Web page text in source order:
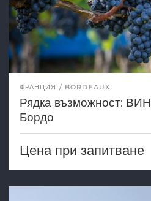
ФРАНЦИЯ BORDEAUX
Рядка възможност:
Бордо
Цена при запитване